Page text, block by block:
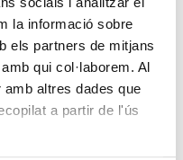
la informació sobre
els partners de mitjans
qui col·laborem. Al
altres dades que
a partir de l'ús